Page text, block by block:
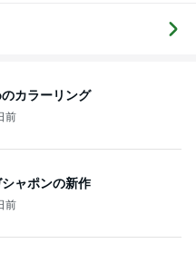
カラーリング
前
ャポンの新作
前